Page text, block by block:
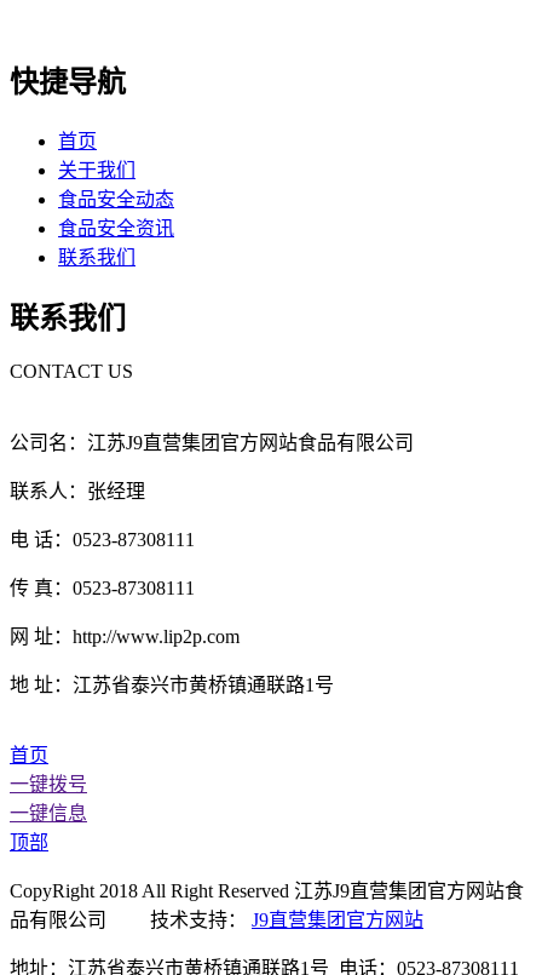
快捷导航
首页
关于我们
食品安全动态
食品安全资讯
联系我们
联系我们
CONTACT US
公司名：江苏J9直营集团官方网站食品有限公司
联系人：张经理
电 话：0523-87308111
传 真：0523-87308111
网 址：http://www.lip2p.com
地 址：江苏省泰兴市黄桥镇通联路1号
首页
一键拨号
一键信息
顶部
CopyRight 2018 All Right Reserved 江苏J9直营集团官方网站食
品有限公司 技术支持： J9直营集团官方网站
地址：江苏省泰兴市黄桥镇通联路1号 电话：0523-87308111